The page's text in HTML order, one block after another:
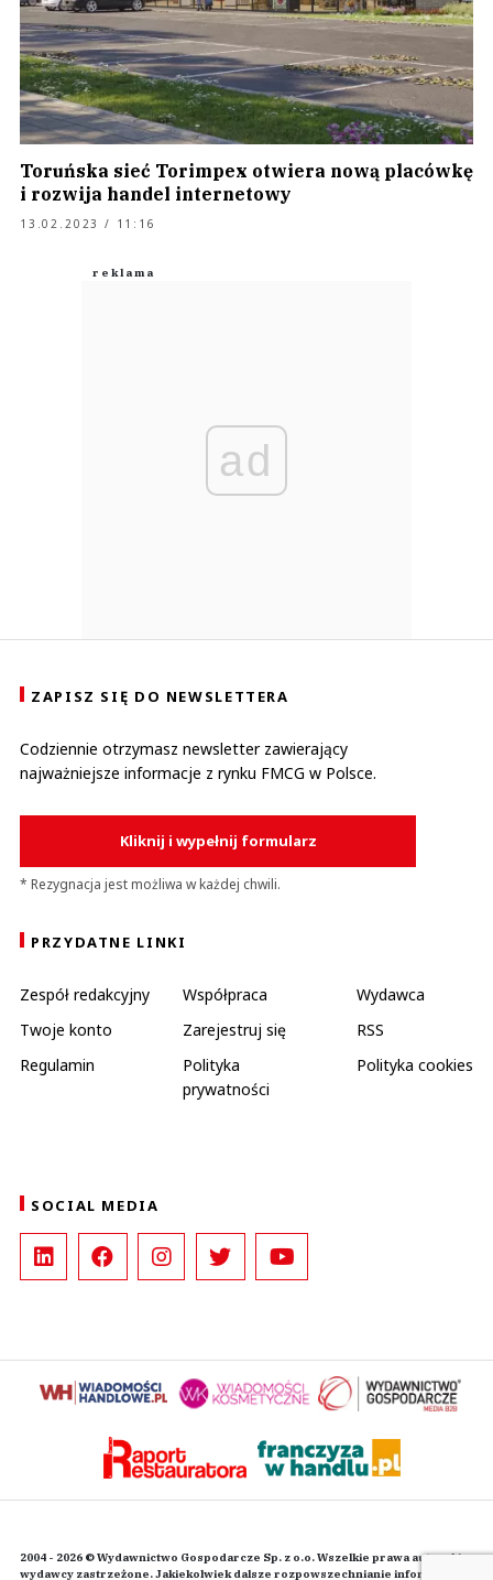
Toruńska sieć Torimpex otwiera nową placówkę
i rozwija handel internetowy
13.02.2023 / 11:16
ad
ZAPISZ SIĘ DO NEWSLETTERA
Codziennie otrzymasz newsletter zawierający
najważniejsze informacje z rynku FMCG w Polsce.
Kliknij i wypełnij formularz
* Rezygnacja jest możliwa w każdej chwili.
PRZYDATNE LINKI
Zespół redakcyjny Współpraca
Wydawca
Twoje konto
Zarejestruj się
RSS
Regulamin
Polityka
prywatności
Polityka cookies
SOCIAL MEDIA
2004 - 2026 © Wydawnictwo Gospodarcze Sp. z o.o. Wszelkie prawa autorskie
wydawcy zastrzeżone. Jakiekolwiek dalsze rozpowszechnianie informacji i